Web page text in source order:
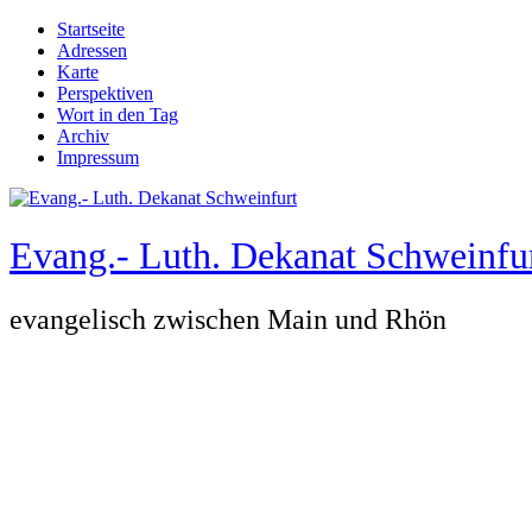
Direkt zum Inhalt
Hauptmenü
Startseite
Adressen
Karte
Perspektiven
Wort in den Tag
Archiv
Impressum
Evang.- Luth. Dekanat
evangelisch zwischen Main und Rhön